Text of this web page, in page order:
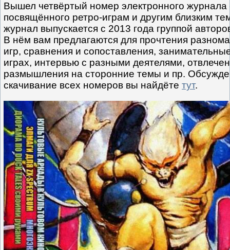
Вышел четвёртый номер электронного журнала
посвящённого ретро-играм и другим близким
журнал выпускается с 2013 года группой
В нём вам предлагаются для прочтения
игр, сравнения и сопоставления,
играх, интервью с разными деятелями,
размышления на сторонние темы и пр.
скачивание всех номеров вы найдёте тут.